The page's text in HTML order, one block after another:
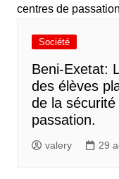
Société
Beni-Exetat:
des élèves
de la
passation.
valery 29